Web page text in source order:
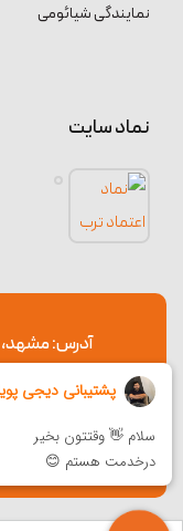
نمایندگی شیائومی
نماد سایت
آدرس: مشهد، احمدآباد 5،